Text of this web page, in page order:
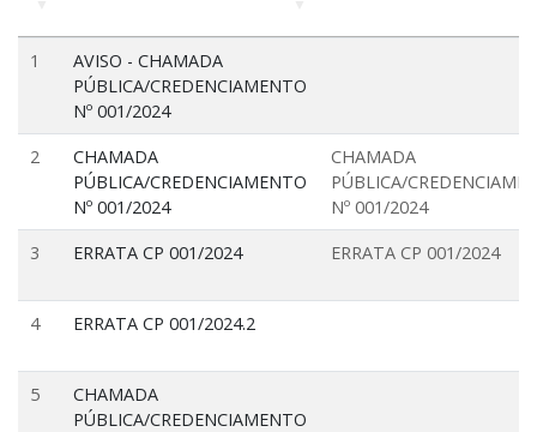
1
AVISO - CHAMADA
PÚBLICA/CREDENCIAMENTO
Nº 001/2024
2
CHAMADA
PÚBLICA/CREDENCIAMENTO
Nº 001/2024
CHAMADA
PÚBLICA/
Nº 001/2024
3
ERRATA CP 001/2024 ERRATA CP 001/2024
4 ERRATA CP 001/2024.2
5
CHAMADA
PÚBLICA/CREDENCIAMENTO